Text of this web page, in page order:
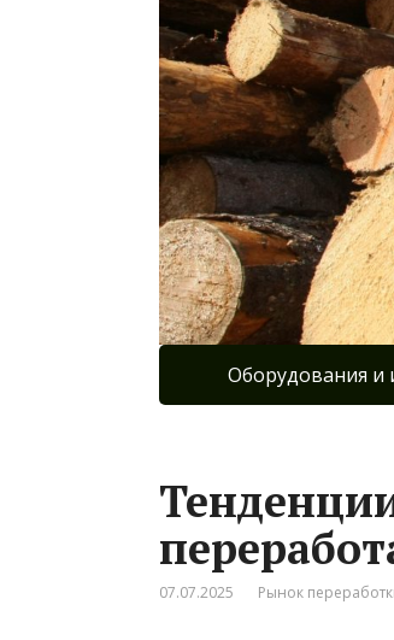
Оборудования и
07.07.2025 Рынок